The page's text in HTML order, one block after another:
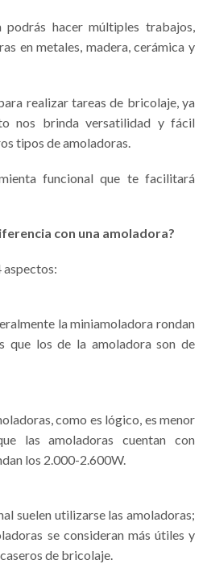
podrás hacer múltiples trabajos,
en metales, madera, cerámica y
realizar tareas de bricolaje, ya
nos brinda versatilidad y fácil
tipos de amoladoras.
funcional que te facilitará
con una amoladora?
aspectos:
la miniamoladora rondan
que los de la amoladora son de
como es lógico, es menor
las amoladoras cuentan con
los 2.000-2.600W.
suelen utilizarse las amoladoras;
se consideran más útiles y
de bricolaje.